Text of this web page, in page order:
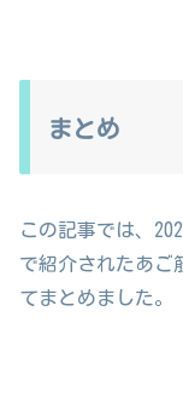
まとめ
この記事では、
で紹介されたあご
てまとめました。